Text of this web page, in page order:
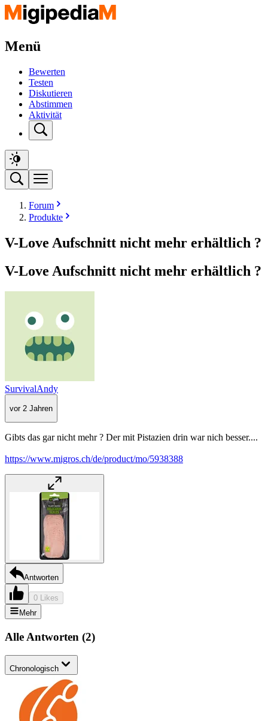
Menü
Bewerten
Testen
Diskutieren
Abstimmen
Aktivität
Forum
Produkte
V-Love Aufschnitt nicht mehr erhältlich ?
V-Love Aufschnitt nicht mehr erhältlich ?
SurvivalAndy
vor 2 Jahren
Gibts das gar nicht mehr ? Der mit Pistazien drin war nich besser....
https://www.migros.ch/de/product/mo/5938388
Antworten
0 Likes
Mehr
Alle Antworten (2)
Chronologisch